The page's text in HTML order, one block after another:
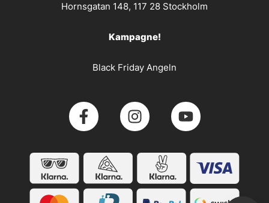
Hornsgatan 148, 117 28 Stockholm
Kampagne!
Black Friday Angeln